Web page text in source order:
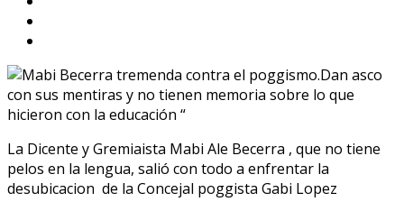
La Dicente y Gremiaista Mabi Ale Becerra , que no tiene
pelos en la lengua, salió con todo a enfrentar la
desubicacion de la Concejal poggista Gabi Lopez